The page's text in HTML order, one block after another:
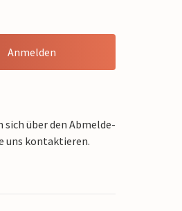
Anmelden
sich über den Abmelde-
uns kontaktieren.